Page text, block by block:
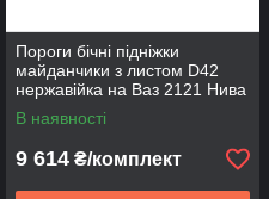
Пороги бічні підніжки
майданчики з листом D42
нержавійка на Ваз 2121 Нива
В наявності
9 614 ₴/комплект